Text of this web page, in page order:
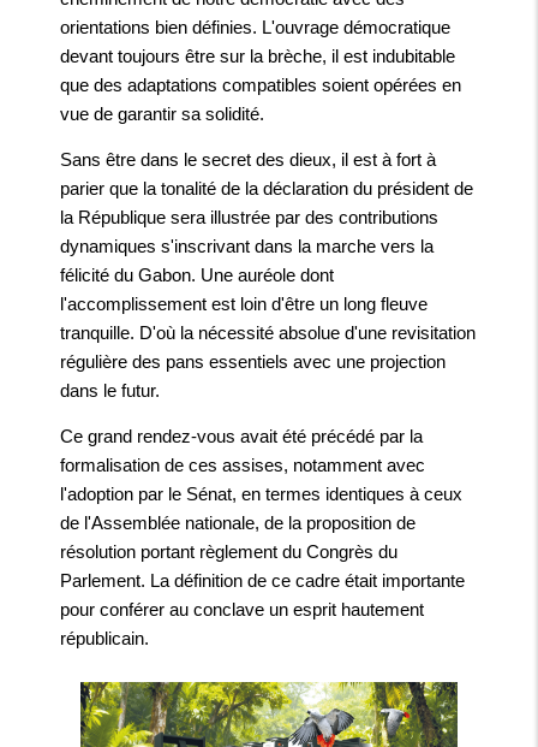
orientations bien définies. L'ouvrage démocratique
devant toujours être sur la brèche, il est indubitable
que des adaptations compatibles soient opérées en
vue de garantir sa solidité.
Sans être dans le secret des dieux, il est à fort à
parier que la tonalité de la déclaration du président de
la République sera illustrée par des contributions
dynamiques s'inscrivant dans la marche vers la
félicité du Gabon. Une auréole dont
l'accomplissement est loin d'être un long fleuve
tranquille. D'où la nécessité absolue d'une revisitation
régulière des pans essentiels avec une projection
dans le futur.
Ce grand rendez-vous avait été précédé par la
formalisation de ces assises, notamment avec
l'adoption par le Sénat, en termes identiques à ceux
de l'Assemblée nationale, de la proposition de
résolution portant règlement du Congrès du
Parlement. La définition de ce cadre était importante
pour conférer au conclave un esprit hautement
républicain.